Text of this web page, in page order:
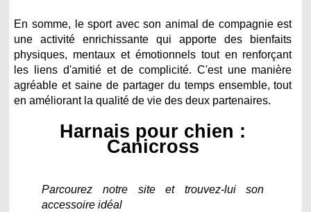
En somme, le sport avec son animal de compagnie est
une activité enrichissante qui apporte des bienfaits
physiques, mentaux et émotionnels tout en renforçant
les liens d'amitié et de complicité. C'est une manière
agréable et saine de partager du temps ensemble, tout
en améliorant la qualité de vie des deux partenaires.
Harnais pour chien :
Canicross
Parcourez notre site et trouvez-lui son
accessoire idéal